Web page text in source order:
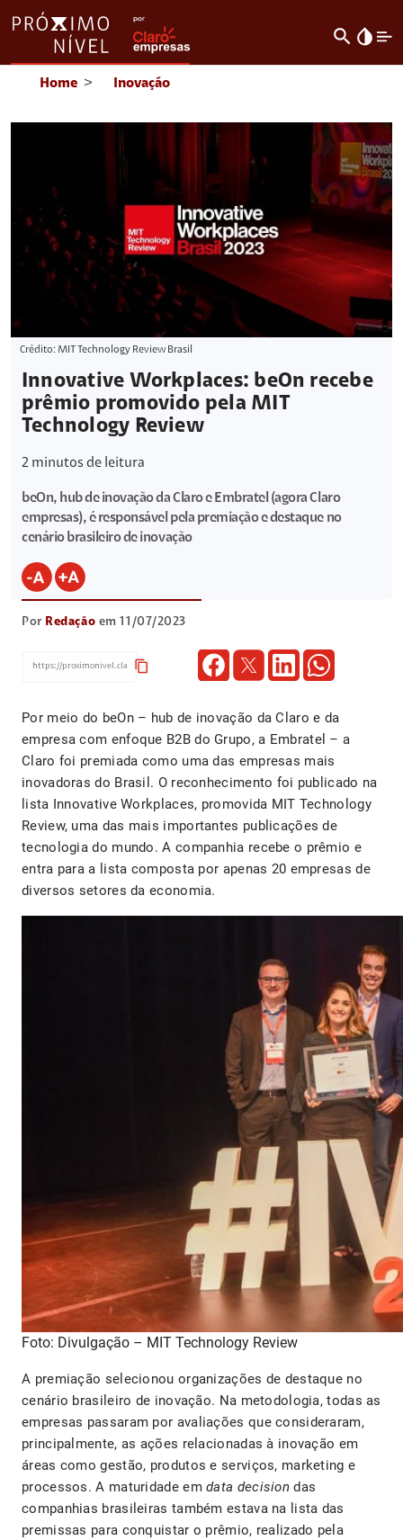
search invert_colors
Home > Inovação
Crédito: MIT Technology Review Brasil
Innovative Workplaces: beOn recebe
prêmio promovido pela MIT
Technology Review
2 minutos de leitura
beOn, hub de inovação da Claro e Embratel (agora Claro
empresas), é responsável pela premiação e destaque no
cenário brasileiro de inovação
Por Redação em 11/07/2023
content_copy
Por meio do beOn – hub de inovação da Claro e da
empresa com enfoque B2B do Grupo, a Embratel – a
Claro foi premiada como uma das empresas mais
inovadoras do Brasil. O reconhecimento foi publicado na
lista Innovative Workplaces, promovida MIT Technology
Review, uma das mais importantes publicações de
tecnologia do mundo. A companhia recebe o prêmio e
entra para a lista composta por apenas 20 empresas de
diversos setores da economia.
Foto: Divulgação – MIT Technology Review
A premiação selecionou organizações de destaque no
cenário brasileiro de inovação. Na metodologia, todas as
empresas passaram por avaliações que consideraram,
principalmente, as ações relacionadas à inovação em
áreas como gestão, produtos e serviços, marketing e
processos. A maturidade emdata decision das
companhias brasileiras também estava na lista das
premissas para conquistar o prêmio, realizado pela